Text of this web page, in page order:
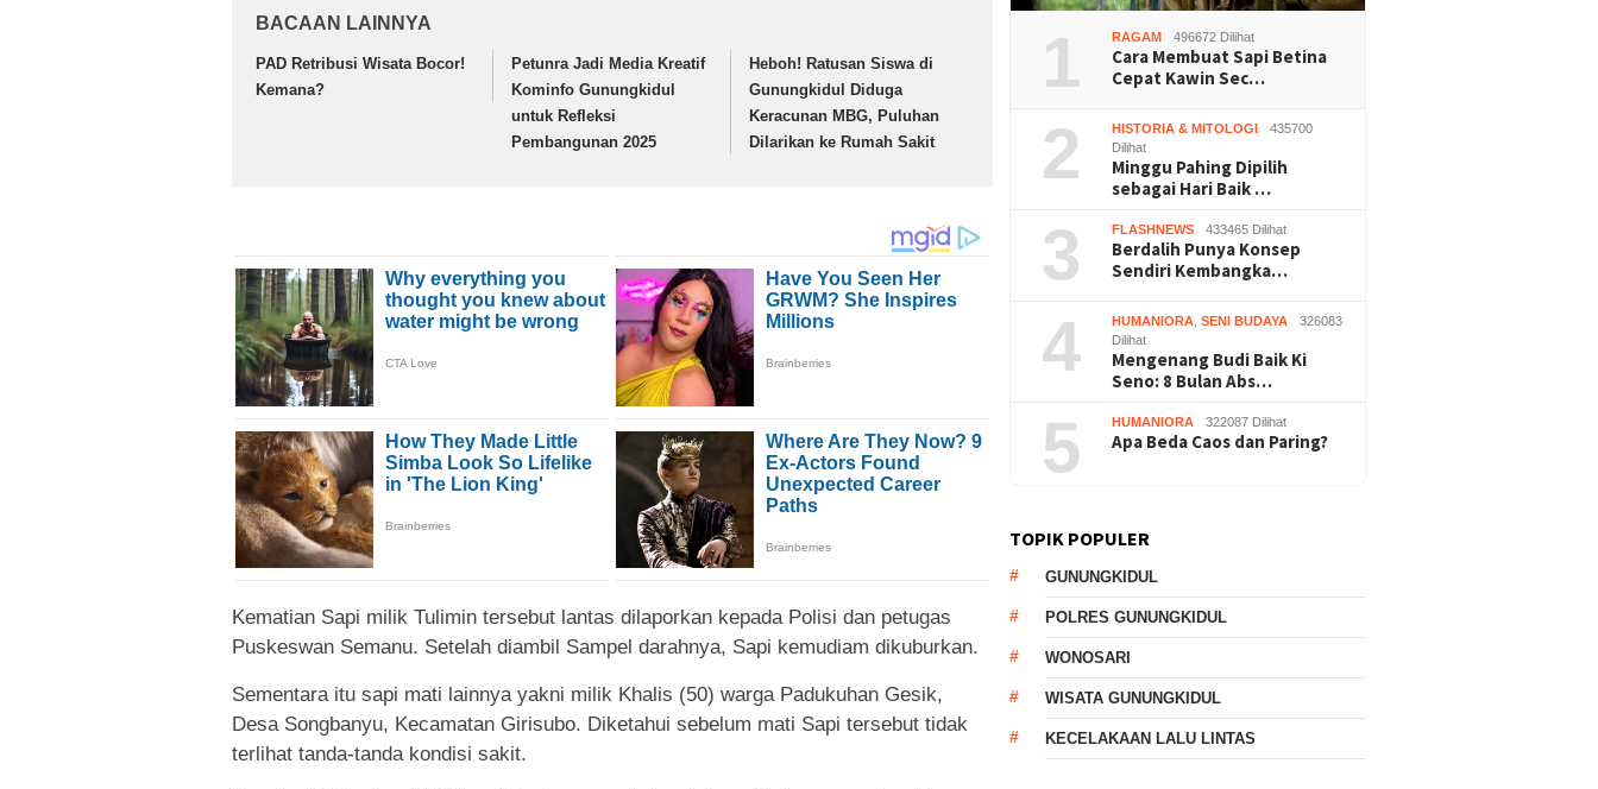
BACAAN LAINNYA
PAD Retribusi Wisata Bocor!
Kemana?
Petunra Jadi Media Kreatif
Kominfo Gunungkidul
untuk Refleksi
Pembangunan 2025
Heboh! Ratusan Siswa di
Gunungkidul Diduga
Keracunan MBG, Puluhan
Dilarikan ke Rumah Sakit
Kematian Sapi milik Tulimin tersebut lantas dilaporkan kepada Polisi dan petugas
Puskeswan Semanu. Setelah diambil Sampel darahnya, Sapi kemudiam dikuburkan.
Sementara itu sapi mati lainnya yakni milik Khalis (50) warga Padukuhan Gesik,
Desa Songbanyu, Kecamatan Girisubo. Diketahui sebelum mati Sapi tersebut tidak
terlihat tanda-tanda kondisi sakit.
1 RAGAM 496672 Dilihat
Cara Membuat Sapi Betina
Cepat Kawin Sec…
2 HISTORIA & MITOLOGI
435700
Dilihat
Minggu Pahing Dipilih
sebagai Hari Baik …
3 FLASHNEWS 433465 Dilihat
Berdalih Punya Konsep
Sendiri Kembangka…
4 HUMANIORA ,SENI BUDAYA
326083
Dilihat
Mengenang Budi Baik Ki
Seno: 8 Bulan Abs…
5 HUMANIORA 322087 Dilihat
Apa Beda Caos dan Paring?
TOPIK POPULER
GUNUNGKIDUL
POLRES GUNUNGKIDUL
WONOSARI
WISATA GUNUNGKIDUL
KECELAKAAN LALU LINTAS